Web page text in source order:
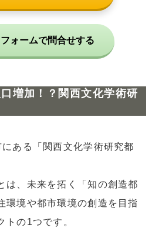
フォームで問合せする
増加！？関西文化学術研
ある「関西文化学術研究都
は、未来を拓く「知の創造都
環境や都市環境の創造を目指
トの1つです。